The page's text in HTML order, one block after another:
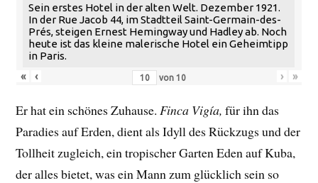
Sein erstes Hotel in der alten Welt. Dezember 1921.
In der Rue Jacob 44, im Stadtteil Saint-Germain-des-
Prés, steigen Ernest Hemingway und Hadley ab. Noch
heute ist das kleine malerische Hotel ein Geheimtipp
in Paris.
«
‹ von 10 › »
Er hat ein schönes Zuhause. Finca Vigía, für ihn das
Paradies auf Erden, dient als Idyll des Rückzugs und der
Tollheit zugleich, ein tropischer Garten Eden auf Kuba,
der alles bietet, was ein Mann zum glücklich sein so